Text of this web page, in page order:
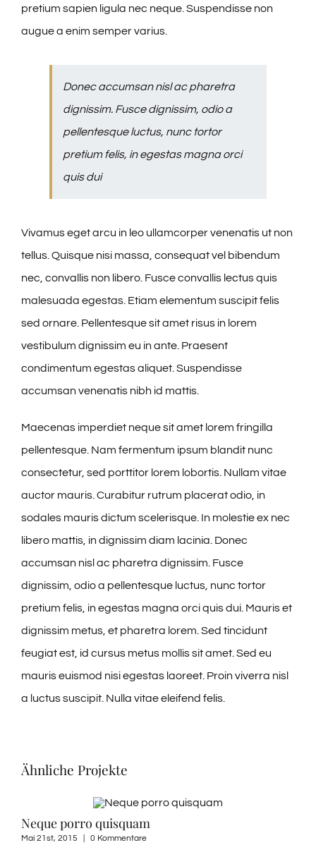
pretium sapien ligula nec neque. Suspendisse non
augue a enim semper varius.
Donec accumsan nisl ac pharetra
dignissim. Fusce dignissim, odio a
pellentesque luctus, nunc tortor
pretium felis, in egestas magna orci
quis dui
Vivamus eget arcu in leo ullamcorper venenatis ut non
tellus. Quisque nisi massa, consequat vel bibendum
nec, convallis non libero. Fusce convallis lectus quis
malesuada egestas. Etiam elementum suscipit felis
sed ornare. Pellentesque sit amet risus in lorem
vestibulum dignissim eu in ante. Praesent
condimentum egestas aliquet. Suspendisse
accumsan venenatis nibh id mattis.
Maecenas imperdiet neque sit amet lorem fringilla
pellentesque. Nam fermentum ipsum blandit nunc
consectetur, sed porttitor lorem lobortis. Nullam vitae
auctor mauris. Curabitur rutrum placerat odio, in
sodales mauris dictum scelerisque. In molestie ex nec
libero mattis, in dignissim diam lacinia. Donec
accumsan nisl ac pharetra dignissim. Fusce
dignissim, odio a pellentesque luctus, nunc tortor
pretium felis, in egestas magna orci quis dui. Mauris et
dignissim metus, et pharetra lorem. Sed tincidunt
feugiat est, id cursus metus mollis sit amet. Sed eu
mauris euismod nisi egestas laoreet. Proin viverra nisl
a luctus suscipit. Nulla vitae eleifend felis.
Ähnliche Projekte
Neque porro quisquam
Mai 21st, 2015 0 Kommentare